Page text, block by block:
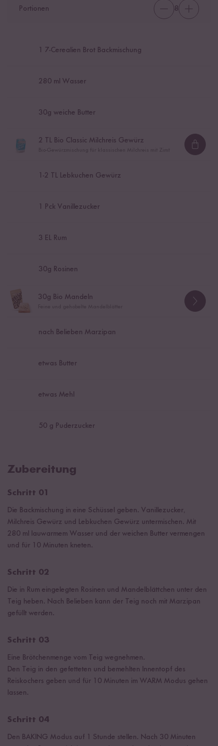
Portionen 8
7-Cerealien Brot Backmischung
280 ml Wasser
30g weiche Butter
2 TL Bio Classic Milchreis Gewürz
1 -2 TL Lebkuchen Gewürz
1 Pck Vanillezucker
3 EL Rum
30g Rosinen
30g Bio Mandeln
nach Belieben Marzipan
etwas Butter
etwas Mehl
50 g Puderzucker
Zubereitung
Schritt 01
Die Backmischung in eine Schüssel geben. Vanillezucker,
Milchreis Gewürz und Lebkuchen Gewürz untermischen. Mit
280 ml lauwarmem Wasser und der weichen Butter vermengen
und für 10 Minuten kneten.
Schritt 02
Die in Rum eingelegten Rosinen und Mandelblättchen unter den
Teig heben. Nach Belieben kann der Teig noch mit Marzipan
gefüllt werden.
Schritt 03
Eine Brötchenmenge vom Teig wegnehmen.
Den Teig in den gefetteten und bemehlten Innentopf des
Reiskochers geben und für 10 Minuten im WARM Modus gehen
lassen.
Schritt 04
Den BAKING Modus auf 1 Stunde stellen. Nach 30 Minuten